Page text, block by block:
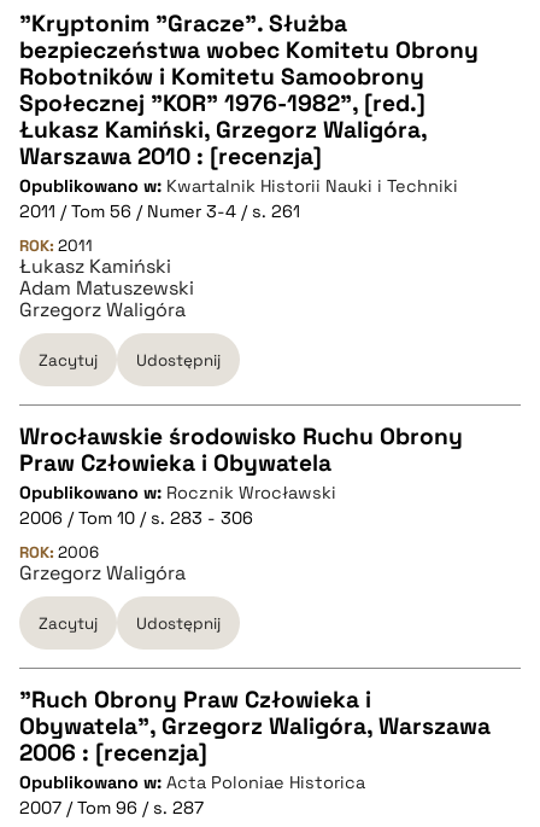
CZYSTY TEKST
pobierz cytat
BIBTEX
pobierz cytat
"Kryptonim "Gracze". Służba
bezpieczeństwa wobec Komitetu Obrony
Robotników i Komitetu Samoobrony
Społecznej "KOR" 1976-1982", [red.]
Łukasz Kamiński, Grzegorz Waligóra,
Warszawa 2010 : [recenzja]
Opublikowano w: Kwartalnik Historii Nauki i Techniki
2011 / Tom 56 / Numer 3-4 / s. 261
ROK: 2011
Łukasz Kamiński
Adam Matuszewski
Grzegorz Waligóra
Zacytuj Udostępnij
CZYSTY TEKST
pobierz cytat
BIBTEX
pobierz cytat
Wrocławskie środowisko Ruchu Obrony
Praw Człowieka i Obywatela
Opublikowano w: Rocznik Wrocławski
2006 / Tom 10 / s. 283 - 306
ROK: 2006
Grzegorz Waligóra
Zacytuj Udostępnij
CZYSTY TEKST
pobierz cytat
"Ruch Obrony Praw Człowieka i
Obywatela", Grzegorz Waligóra, Warszawa
2006 : [recenzja]
Opublikowano w: Acta Poloniae Historica
2007 / Tom 96 / s. 287